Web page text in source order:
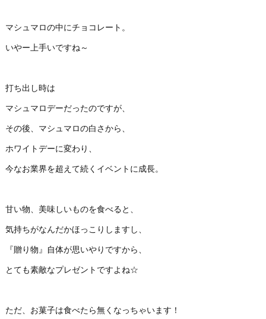
マシュマロの中にチョコレート。
いやー上手いですね～
打ち出し時は
マシュマロデーだったのですが、
その後、マシュマロの白さから、
ホワイトデーに変わり、
今なお業界を超えて続くイベントに成長。
甘い物、美味しいものを食べると、
気持ちがなんだかほっこりしますし、
『贈り物』自体が思いやりですから、
とても素敵なプレゼントですよね☆
ただ、お菓子は食べたら無くなっちゃいます！